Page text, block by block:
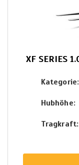
Kategorie
Hubhöhe
Tragkraft